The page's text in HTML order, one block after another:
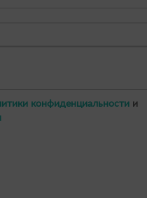
конфиденциальности и